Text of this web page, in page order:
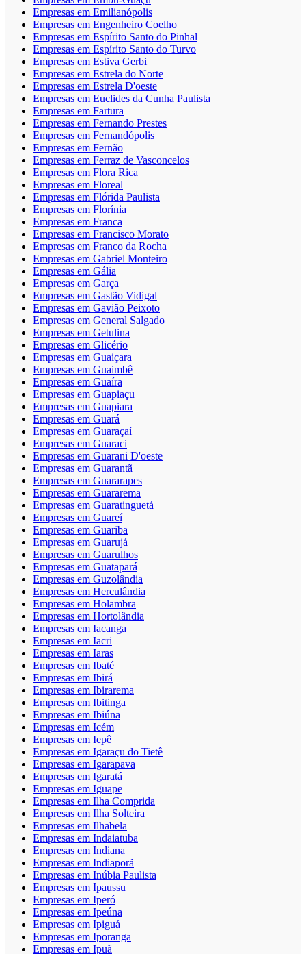
Empresas em Emilianópolis
Empresas em Engenheiro Coelho
Empresas em Espírito Santo do Pinhal
Empresas em Espírito Santo do Turvo
Empresas em Estiva Gerbi
Empresas em Estrela do Norte
Empresas em Estrela D'oeste
Empresas em Euclides da Cunha Paulista
Empresas em Fartura
Empresas em Fernando Prestes
Empresas em Fernandópolis
Empresas em Fernão
Empresas em Ferraz de Vasconcelos
Empresas em Flora Rica
Empresas em Floreal
Empresas em Flórida Paulista
Empresas em Florínia
Empresas em Franca
Empresas em Francisco Morato
Empresas em Franco da Rocha
Empresas em Gabriel Monteiro
Empresas em Gália
Empresas em Garça
Empresas em Gastão Vidigal
Empresas em Gavião Peixoto
Empresas em General Salgado
Empresas em Getulina
Empresas em Glicério
Empresas em Guaiçara
Empresas em Guaimbê
Empresas em Guaíra
Empresas em Guapiaçu
Empresas em Guapiara
Empresas em Guará
Empresas em Guaraçaí
Empresas em Guaraci
Empresas em Guarani D'oeste
Empresas em Guarantã
Empresas em Guararapes
Empresas em Guararema
Empresas em Guaratinguetá
Empresas em Guareí
Empresas em Guariba
Empresas em Guarujá
Empresas em Guarulhos
Empresas em Guatapará
Empresas em Guzolândia
Empresas em Herculândia
Empresas em Holambra
Empresas em Hortolândia
Empresas em Iacanga
Empresas em Iacri
Empresas em Iaras
Empresas em Ibaté
Empresas em Ibirá
Empresas em Ibirarema
Empresas em Ibitinga
Empresas em Ibiúna
Empresas em Icém
Empresas em Iepê
Empresas em Igaraçu do Tietê
Empresas em Igarapava
Empresas em Igaratá
Empresas em Iguape
Empresas em Ilha Comprida
Empresas em Ilha Solteira
Empresas em Ilhabela
Empresas em Indaiatuba
Empresas em Indiana
Empresas em Indiaporã
Empresas em Inúbia Paulista
Empresas em Ipaussu
Empresas em Iperó
Empresas em Ipeúna
Empresas em Ipiguá
Empresas em Iporanga
Empresas em Ipuã